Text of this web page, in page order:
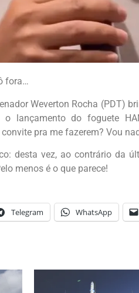
fora…
Weverton Rocha (PDT)
lançamento do foguete
pra me fazerem? Vou
desta vez, ao contrário da
menos é o que parece!
Telegram WhatsApp